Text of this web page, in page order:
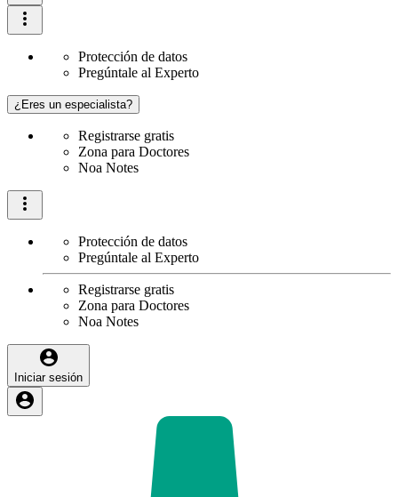
Protección de datos
Pregúntale al Experto
¿Eres un especialista?
Registrarse gratis
Zona para Doctores
Noa Notes
Protección de datos
Pregúntale al Experto
Registrarse gratis
Zona para Doctores
Noa Notes
Iniciar sesión